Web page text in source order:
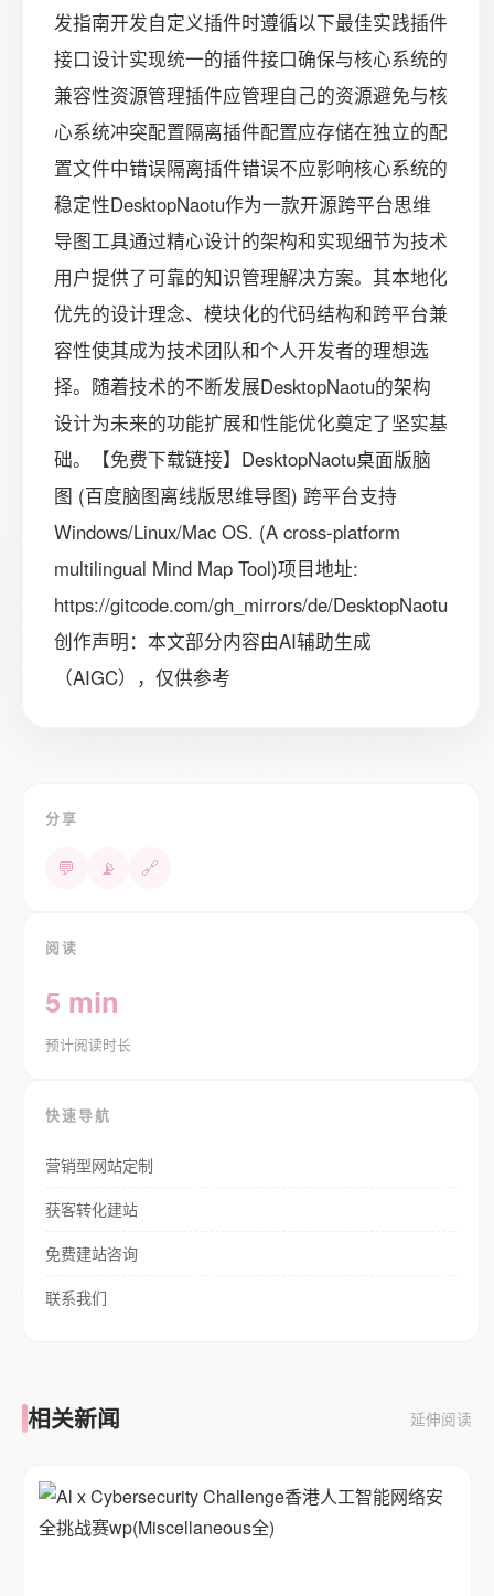
发指南开发自定义插件时遵循以下最佳实践插件
接口设计实现统一的插件接口确保与核心系统的
兼容性资源管理插件应管理自己的资源避免与核
心系统冲突配置隔离插件配置应存储在独立的配
置文件中错误隔离插件错误不应影响核心系统的
稳定性DesktopNaotu作为一款开源跨平台思维
导图工具通过精心设计的架构和实现细节为技术
用户提供了可靠的知识管理解决方案。其本地化
优先的设计理念、模块化的代码结构和跨平台兼
容性使其成为技术团队和个人开发者的理想选
择。随着技术的不断发展DesktopNaotu的架构
设计为未来的功能扩展和性能优化奠定了坚实基
础。【免费下载链接】DesktopNaotu桌面版脑
图 (百度脑图离线版思维导图) 跨平台支持
Windows/Linux/Mac OS. (A cross-platform
multilingual Mind Map Tool)项目地址:
https://gitcode.com/gh_mirrors/de/DesktopNaotu
创作声明：本文部分内容由AI辅助生成
（AIGC），仅供参考
分享
💬 📡 🔗
阅读
5 min
预计阅读时长
快速导航
营销型网站定制
获客转化建站
免费建站咨询
联系我们
相关新闻 延伸阅读